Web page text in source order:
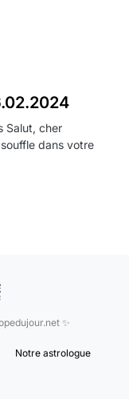
Salut, cher
dans votre
✨
Notre astrologue